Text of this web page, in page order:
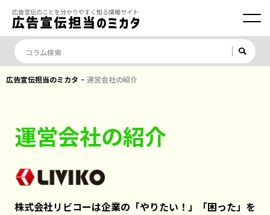
広告宣伝のことを分かりやすく知る情報サイト
広告宣伝担当のミカタ - 運営会社の紹介
運営会社の紹介
株式会社リビコーは企業の「やりたい！」「困った」を